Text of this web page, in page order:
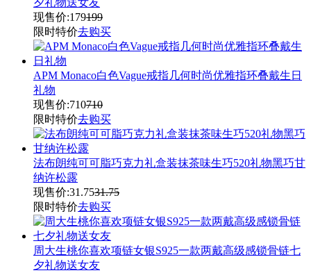
夕礼物送女友
现售价:179199
限时特价去购买
APM Monaco白色Vague戒指几何时尚优雅指环叠戴生日
礼物
现售价:710710
限时特价去购买
法布朗纯可可脂巧克力礼盒装抹茶味生巧520礼物黑巧甘
纳许松露
现售价:31.7531.75
限时特价去购买
周大生桃你喜欢项链女银S925一款两戴高级感锁骨链七
夕礼物送女友